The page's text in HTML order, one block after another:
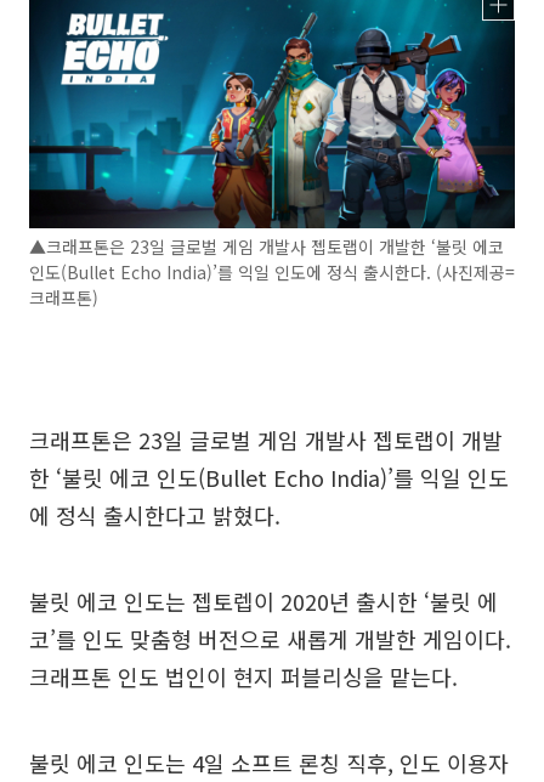
▲크래프톤은 23일 글로벌 게임 개발사 젭토랩이 개발한 ‘불릿 에코
인도(Bullet Echo India)’를 익일 인도에 정식 출시한다. (사진제공=
크래프톤)
크래프톤은 23일 글로벌 게임 개발사 젭토랩이 개발
한 ‘불릿 에코 인도(Bullet Echo India)’를 익일 인도
에 정식 출시한다고 밝혔다.
불릿 에코 인도는 젭토렙이 2020년 출시한 ‘불릿 에
코’를 인도 맞춤형 버전으로 새롭게 개발한 게임이다.
크래프톤 인도 법인이 현지 퍼블리싱을 맡는다.
불릿 에코 인도는 4일 소프트 론칭 직후, 인도 이용자